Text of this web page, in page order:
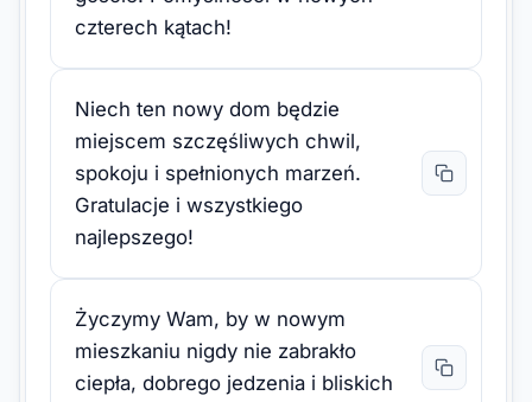
czterech kątach!
Niech ten nowy dom będzie
miejscem szczęśliwych chwil,
spokoju i spełnionych marzeń.
Gratulacje i wszystkiego
najlepszego!
Życzymy Wam, by w nowym
mieszkaniu nigdy nie zabrakło
ciepła, dobrego jedzenia i bliskich